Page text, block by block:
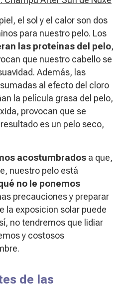
el sol y el calor son dos
para nuestro pelo. Los
las proteínas del pelo,
que nuestro cabello se
Además, las
al efecto del cloro
la película grasa del pelo,
provocan que se
es un pelo seco,
acostumbrados a que,
nuestro pelo está
no le ponemos
precauciones y preparar
la exposicion solar puede
no tendremos que lidiar
y costosos
de las